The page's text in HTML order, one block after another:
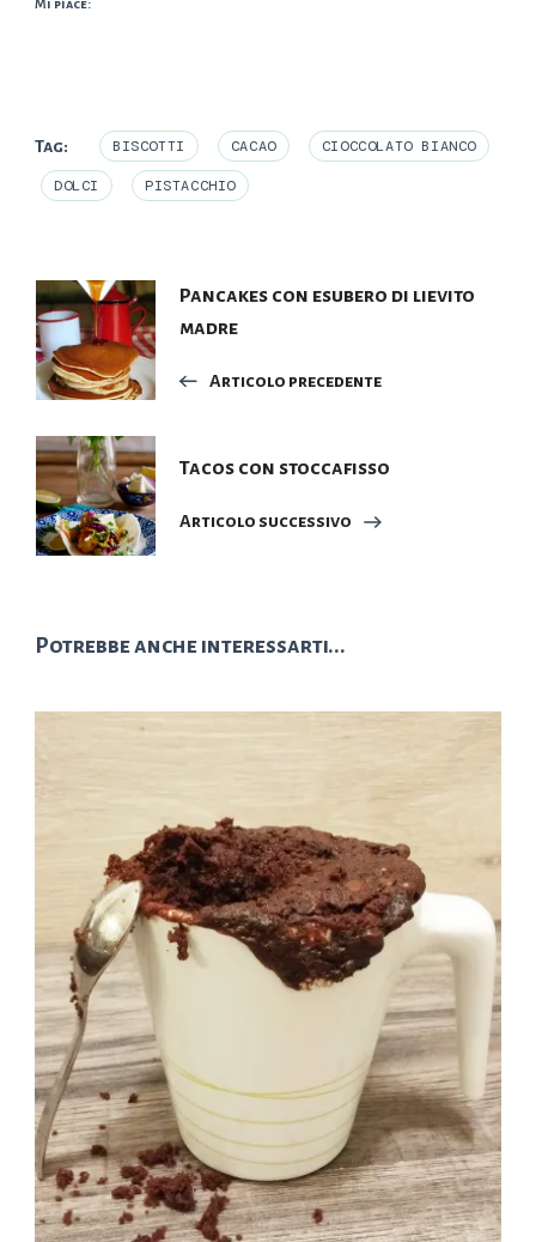
Mi piace:
Tag: BISCOTTI CACAO CIOCCOLATO BIANCO
DOLCI PISTACCHIO
Navigazione
articoli
Pancakes con esubero di lievito
madre
Articolo precedente
Tacos con stoccafisso
Articolo successivo
Potrebbe anche interessarti...